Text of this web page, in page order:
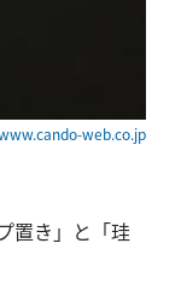
web.co.jp
置き」と「珪